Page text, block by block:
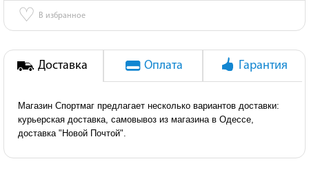
♡ В избранное
Доставка Оплата Гарантия
Магазин Спортмаг предлагает несколько вариантов доставки:
курьерская доставка, самовывоз из магазина в Одессе,
доставка "Новой Почтой".